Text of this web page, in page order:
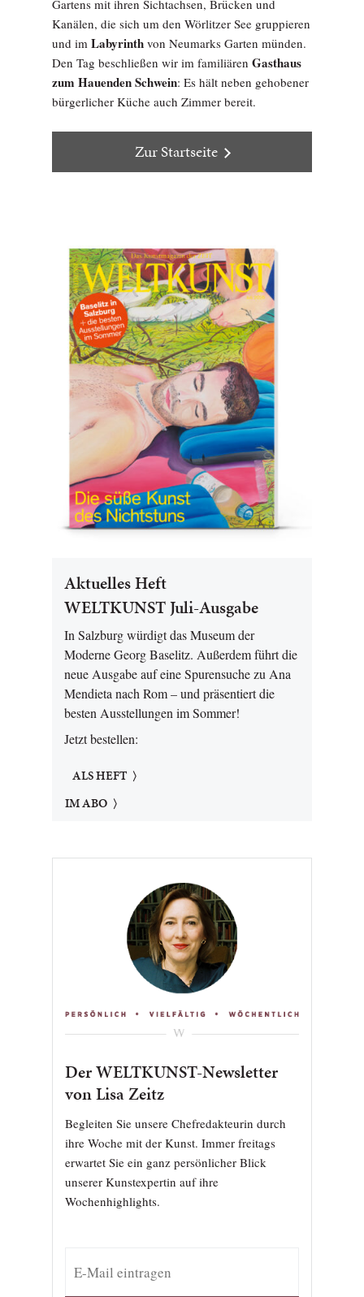
Gartens mit ihren Sichtachsen, Brücken und
Kanälen, die sich um den Wörlitzer See gruppieren
und im Labyrinth von Neumarks Garten münden.
Den Tag beschließen wir im familiären Gasthaus
zum Hauenden Schwein: Es hält neben gehobener
bürgerlicher Küche auch Zimmer bereit.
Zur Startseite
Aktuelles Heft
WELTKUNST Juli-Ausgabe
In Salzburg würdigt das Museum der
Moderne Georg Baselitz. Außerdem führt die
neue Ausgabe auf eine Spurensuche zu Ana
Mendieta nach Rom – und präsentiert die
besten Ausstellungen im Sommer!
Jetzt bestellen:
ALS HEFT
IM ABO
Der WELTKUNST-Newsletter
von Lisa Zeitz
Begleiten Sie unsere Chefredakteurin durch
ihre Woche mit der Kunst. Immer freitags
erwartet Sie ein ganz persönlicher Blick
unserer Kunstexpertin auf ihre
Wochenhighlights.